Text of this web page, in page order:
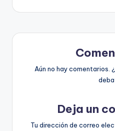
Aún no hay comentarios.
Deja un
Tu dirección de correo